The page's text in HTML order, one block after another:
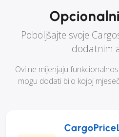
Poboljšajte svoje
dodatnim
Ovi ne mijenjaju
mogu dodati bilo kojoj